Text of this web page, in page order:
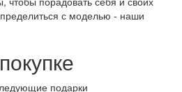
с моделью - наши
подарки